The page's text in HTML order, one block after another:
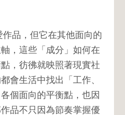
品，但它在其他面向的
，這些「成分」如何在
，彷彿就映照著現實社
會生活中找出「工作、
個面向的平衡點，也因
品不只因為節奏掌握優